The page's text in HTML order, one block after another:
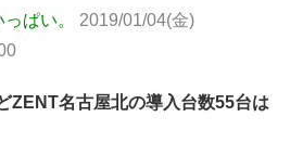
ぱい。
2019/01/04(金)
ZENT名古屋北の導入台数55台は